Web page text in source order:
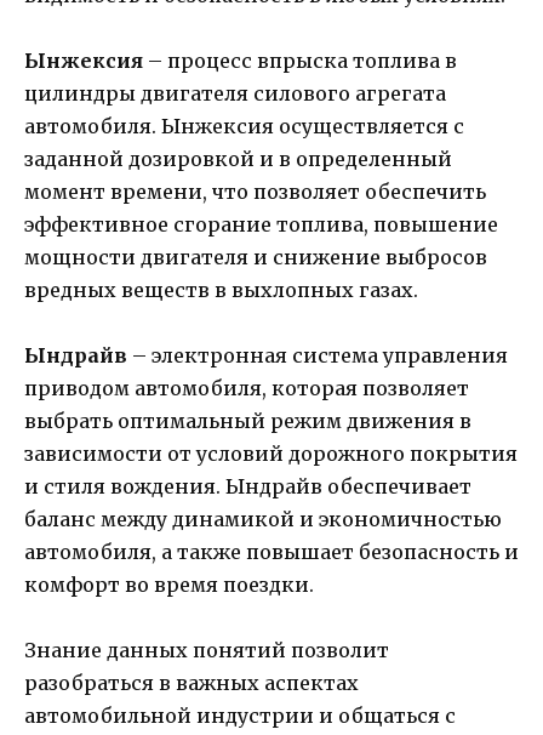
Ынжексия – процесс впрыска топлива в
цилиндры двигателя силового агрегата
автомобиля. Ынжексия осуществляется с
заданной дозировкой и в определенный
момент времени, что позволяет обеспечить
эффективное сгорание топлива, повышение
мощности двигателя и снижение выбросов
вредных веществ в выхлопных газах.
Ындрайв – электронная система управления
приводом автомобиля, которая позволяет
выбрать оптимальный режим движения в
зависимости от условий дорожного покрытия
и стиля вождения. Ындрайв обеспечивает
баланс между динамикой и экономичностью
автомобиля, а также повышает безопасность и
комфорт во время поездки.
Знание данных понятий позволит
разобраться в важных аспектах
автомобильной индустрии и общаться с